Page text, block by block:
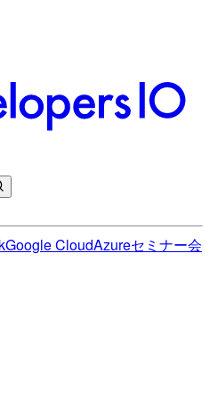
Google CloudAzureセミナー会